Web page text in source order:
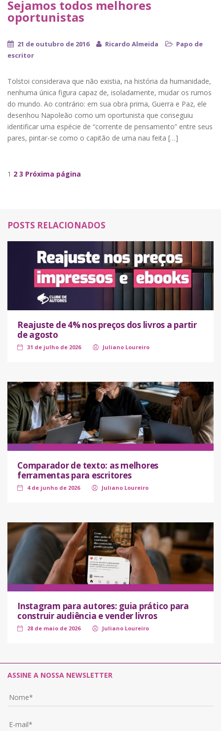
Sejamos todos melhores
oportunistas
21 de outubro de 2016 Ricardo Almeida
Papo de
escritor
Tolstoi considerava que não existia, na história da humanidade,
nenhuma única figura capaz de, isoladamente, mudar os rumos
do mundo. Ao contrário: em sua obra prima, Guerra e Paz, ele
desenhou Napoleão como um oportunista que conseguiu
identificar uma espécie de “corrente de pensamento” entre seus
pares, pintar-se como o capitão de uma nau feita […]
Navegação de Posts
1 2 3 Próxima página
POSTS RELACIONADOS
Reajuste de 4% nos preços dos livros a partir
de agosto
31 de julho de 2026 Juliano Loureiro
Comparador de texto: as melhores
ferramentas para escritores
4 de junho de 2026 Juliano Loureiro
Instagram para autores: guia prático para
construir audiência e vender livros
28 de maio de 2026 Juliano Loureiro
ASSINE A NOSSA NEWSLETTER